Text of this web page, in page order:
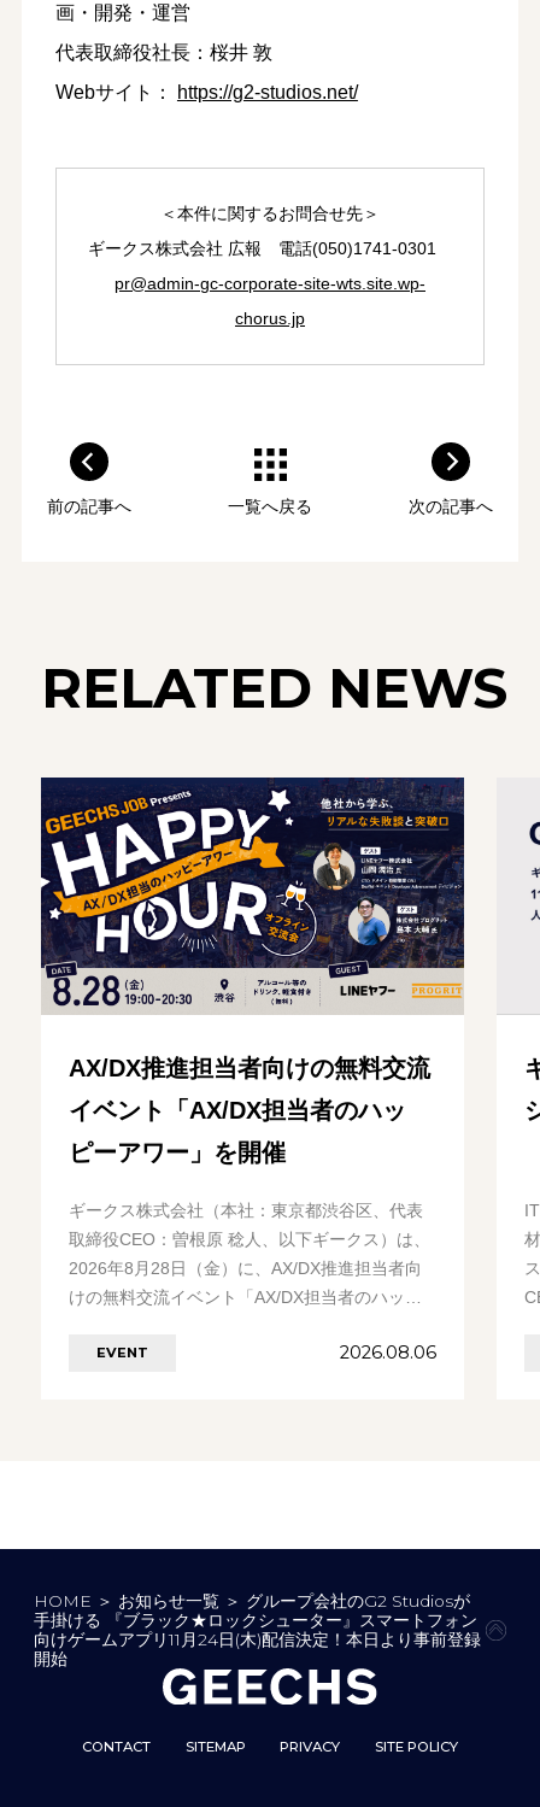
画・開発・運営
代表取締役社長：桜井 敦
Webサイト： https://g2-studios.net/
＜本件に関するお問合せ先＞
ギークス株式会社 広報 電話(050)1741-0301
pr@admin-gc-corporate-site-wts.site.wp-
chorus.jp
前の記事へ 一覧へ戻る 次の記事へ
RELATED NEWS
AX/DX推進担当者向けの無料交流
イベント「AX/DX担当者のハッ
ピーアワー」を開催
ギークス株式会社（本社：東京都渋谷区、代表
取締役CEO：曽根原 稔人、以下ギークス）は、
2026年8月28日（金）に、AX/DX推進担当者向
けの無料交流イベント「AX/DX担当者のハッ
続きを見る
EVENT 2026.08.06
HOME ＞ お知らせ一覧＞ グループ会社のG2 Studiosが
手掛ける 『ブラック★ロックシューター』スマートフォン
向けゲームアプリ11月24日(木)配信決定！本日より事前登録
開始
CONTACT SITEMAP PRIVACY SITE POLICY